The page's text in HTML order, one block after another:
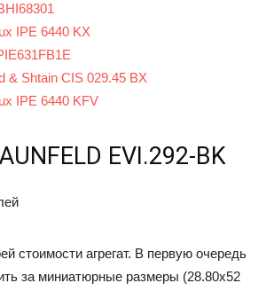
IPE 6440 KX
Shtain CIS 029.45 BX
IPE 6440 KFV
EVI.292-BK
стоимости агрегат. В первую очередь
за миниатюрные размеры (28.80х52